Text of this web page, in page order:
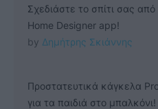
Σχεδιάστε το σπίτι σας
Home Designer app!
by Δημήτρης Σκιάννης
Προστατευτικά κάγκελα
για τα παιδιά στο μπαλκόνι!